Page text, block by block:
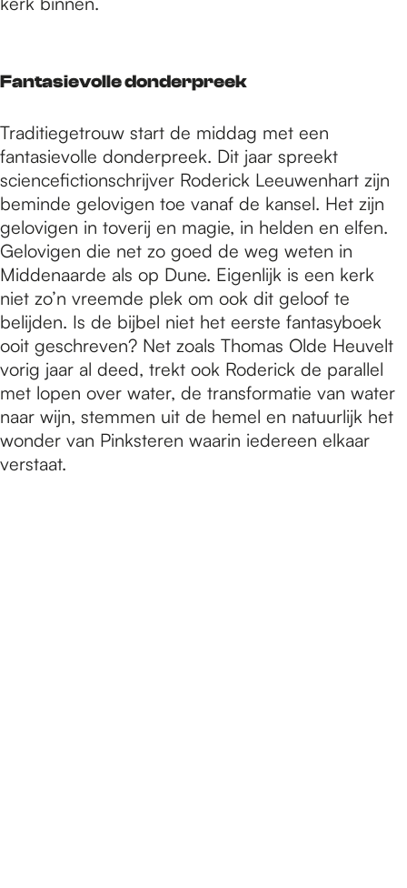
Fantasievolle donderpreek
Traditiegetrouw start de middag met een
fantasievolle donderpreek. Dit jaar spreekt
sciencefictionschrijver Roderick Leeuwenhart zijn
beminde gelovigen toe vanaf de kansel. Het zijn
gelovigen in toverij en magie, in helden en elfen.
Gelovigen die net zo goed de weg weten in
Middenaarde als op Dune. Eigenlijk is een kerk
niet zo’n vreemde plek om ook dit geloof te
belijden. Is de bijbel niet het eerste fantasyboek
ooit geschreven? Net zoals Thomas Olde Heuvelt
vorig jaar al deed, trekt ook Roderick de parallel
met lopen over water, de transformatie van water
naar wijn, stemmen uit de hemel en natuurlijk het
wonder van Pinksteren waarin iedereen elkaar
verstaat.